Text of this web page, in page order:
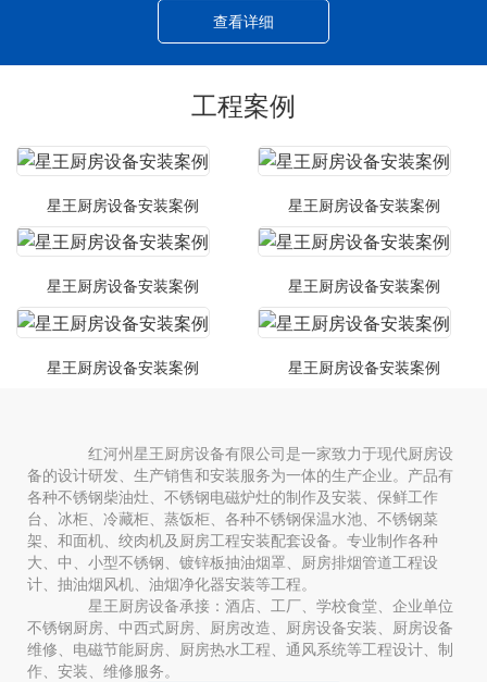
查看详细
工程案例
星王厨房设备安装案例 星王厨房设备安装案例
星王厨房设备安装案例 星王厨房设备安装案例
星王厨房设备安装案例 星王厨房设备安装案例
红河州星王厨房设备有限公司是一家致力于现代厨房设
备的设计研发、生产销售和安装服务为一体的生产企业。产品有
各种不锈钢柴油灶、不锈钢电磁炉灶的制作及安装、保鲜工作
台、冰柜、冷藏柜、蒸饭柜、各种不锈钢保温水池、不锈钢菜
架、和面机、绞肉机及厨房工程安装配套设备。专业制作各种
大、中、小型不锈钢、镀锌板抽油烟罩、厨房排烟管道工程设
计、抽油烟风机、油烟净化器安装等工程。
星王厨房设备承接：酒店、工厂、学校食堂、企业单位
不锈钢厨房、中西式厨房、厨房改造、厨房设备安装、厨房设备
维修、电磁节能厨房、厨房热水工程、通风系统等工程设计、制
作、安装、维修服务。